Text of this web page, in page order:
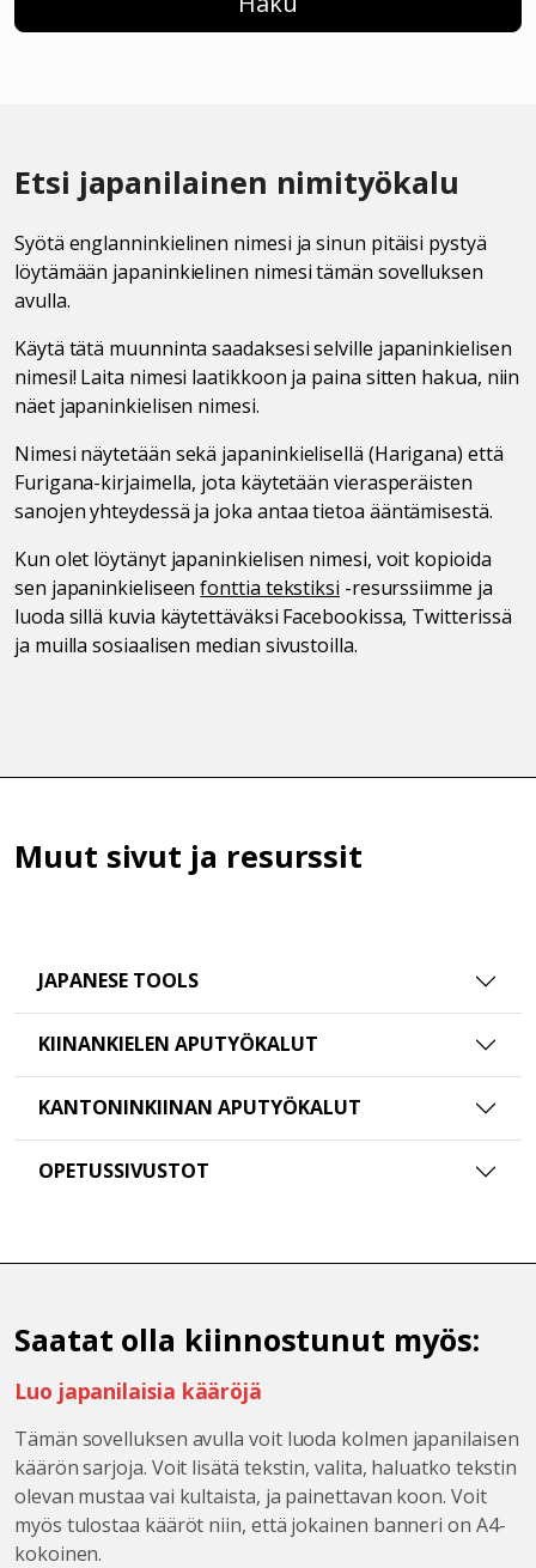
Etsi japanilainen nimityökalu
Syötä englanninkielinen nimesi ja sinun pitäisi pystyä
löytämään japaninkielinen nimesi tämän sovelluksen
avulla.
Käytä tätä muunninta saadaksesi selville japaninkielisen
nimesi! Laita nimesi laatikkoon ja paina sitten hakua, niin
näet japaninkielisen nimesi.
Nimesi näytetään sekä japaninkielisellä (Harigana) että
Furigana-kirjaimella, jota käytetään vierasperäisten
sanojen yhteydessä ja joka antaa tietoa ääntämisestä.
Kun olet löytänyt japaninkielisen nimesi, voit kopioida
sen japaninkieliseenfonttia tekstiksi -resurssiimme ja
luoda sillä kuvia käytettäväksi Facebookissa, Twitterissä
ja muilla sosiaalisen median sivustoilla.
Muut sivut ja resurssit
JAPANESE TOOLS
KIINANKIELEN APUTYÖKALUT
KANTONINKIINAN APUTYÖKALUT
OPETUSSIVUSTOT
Saatat olla kiinnostunut myös:
Luo japanilaisia kääröjä
Tämän sovelluksen avulla voit luoda kolmen japanilaisen
käärön sarjoja. Voit lisätä tekstin, valita, haluatko tekstin
olevan mustaa vai kultaista, ja painettavan koon. Voit
myös tulostaa kääröt niin, että jokainen banneri on A4-
kokoinen.